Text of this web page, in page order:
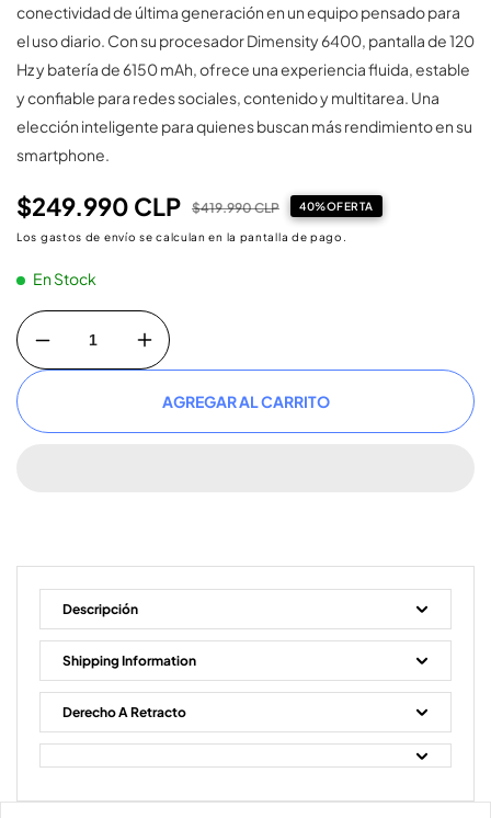
conectividad de última generación en un equipo pensado para
el uso diario. Con su procesador Dimensity 6400, pantalla de 120
Hz y batería de 6150 mAh, ofrece una experiencia fluida, estable
y confiable para redes sociales, contenido y multitarea. Una
elección inteligente para quienes buscan más rendimiento en su
smartphone.
Precio
de
oferta
$249.990 CLP
Precio
habitual
$419.990 CLP 40%OFERTA
Los gastos de envío se calculan en la pantalla de pago.
En Stock
Reducir
cantidad
Spark
Aumentar
cantidad
Celular
Spark
AGREGAR AL CARRITO
Descripción
Shipping Information
Derecho A Retracto